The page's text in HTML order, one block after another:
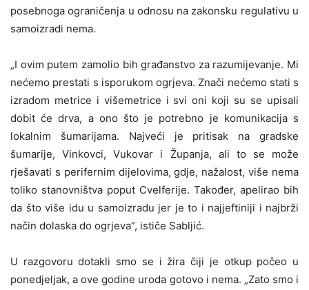
posebnoga ograničenja u odnosu na zakonsku regulativu u
samoizradi nema.
„I ovim putem zamolio bih građanstvo za razumijevanje. Mi
nećemo prestati s isporukom ogrjeva. Znači nećemo stati s
izradom metrice i višemetrice i svi oni koji su se upisali
dobit će drva, a ono što je potrebno je komunikacija s
lokalnim šumarijama. Najveći je pritisak na gradske
šumarije, Vinkovci, Vukovar i Županja, ali to se može
rješavati s perifernim dijelovima, gdje, nažalost, više nema
toliko stanovništva poput Cvelferije. Također, apelirao bih
da što više idu u samoizradu jer je to i najjeftiniji i najbrži
način dolaska do ogrjeva”, ističe Sabljić.
U razgovoru dotakli smo se i žira čiji je otkup počeo u
ponedjeljak, a ove godine uroda gotovo i nema. „Zato smo i